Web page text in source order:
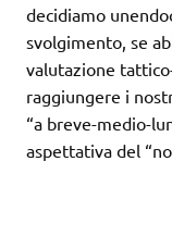
decidiamo
svolgimento, se
valutazione
raggiungere i
“a breve-medio-
aspettativa del